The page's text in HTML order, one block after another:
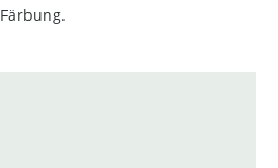
Färbung.